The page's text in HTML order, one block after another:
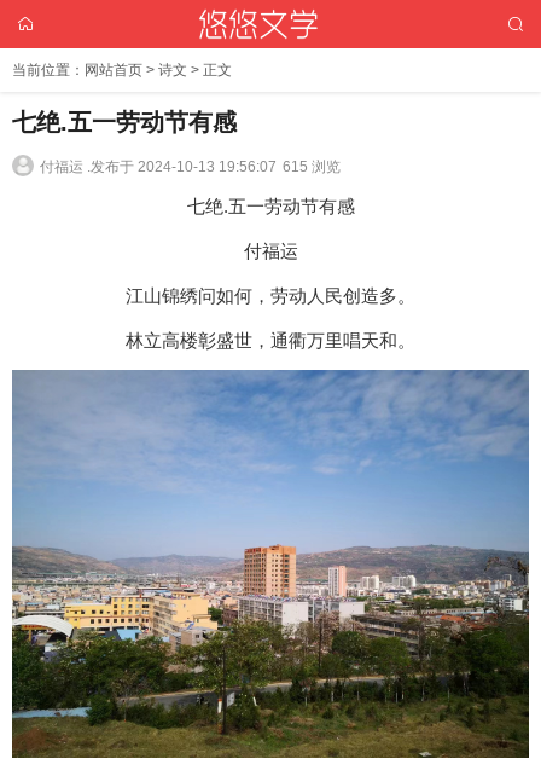
当前位置： 网站首页 > 诗文 > 正文
七绝.五一劳动节有感
付福运 .发布于 2024-10-13 19:56:07 615 浏览
七绝.五一劳动节有感
付福运
江山锦绣问如何，劳动人民创造多。
林立高楼彰盛世，通衢万里唱天和。